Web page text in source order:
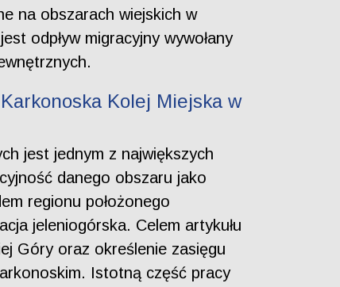
na obszarach wiejskich w
odpływ migracyjny wywołany
Kolej Miejska w
jest jednym z największych
danego obszaru jako
regionu położonego
jeleniogórska. Celem artykułu
Góry oraz określenie zasięgu
Istotną część pracy